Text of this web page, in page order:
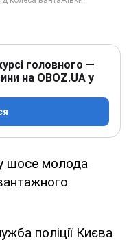
головного —
на OBOZ.UA у
шосе молода
поліції Києва